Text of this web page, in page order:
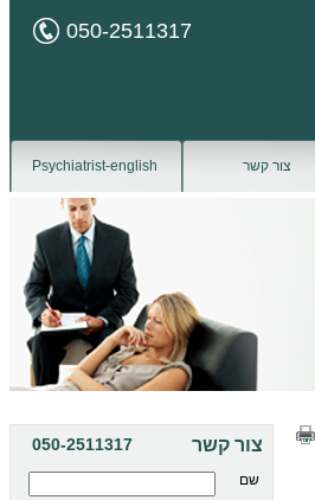
050-2511317
צור קשר Psychiatrist-english
050-2511317 צור קשר
שם